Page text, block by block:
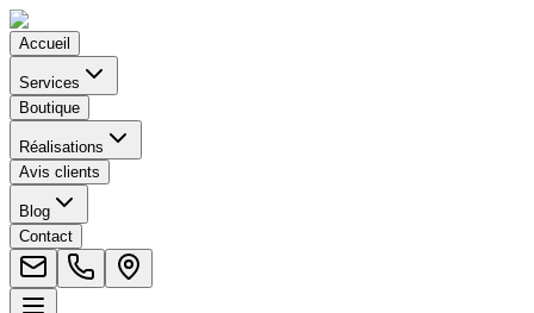
Accueil
Services
Boutique
Réalisations
Avis clients
Blog
Contact